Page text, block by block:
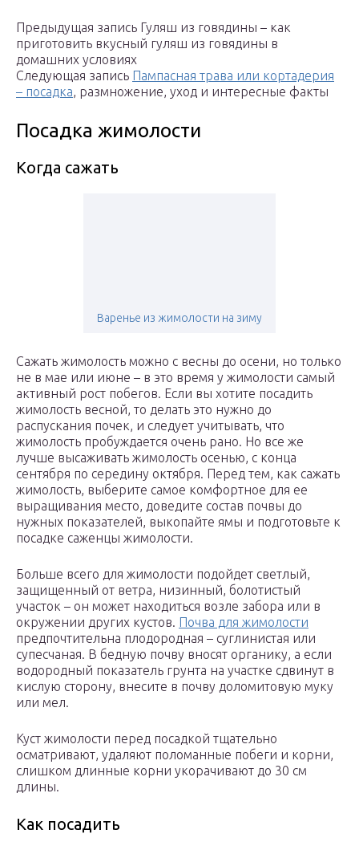
Предыдущая запись Гуляш из говядины – как
приготовить вкусный гуляш из говядины в
домашних условиях
Следующая запись Пампасная трава или кортадерия
– посадка, размножение, уход и интересные факты
Посадка жимолости
Когда сажать
Варенье из жимолости на зиму
Сажать жимолость можно с весны до осени, но только
не в мае или июне – в это время у жимолости самый
активный рост побегов. Если вы хотите посадить
жимолость весной, то делать это нужно до
распускания почек, и следует учитывать, что
жимолость пробуждается очень рано. Но все же
лучше высаживать жимолость осенью, с конца
сентября по середину октября. Перед тем, как сажать
жимолость, выберите самое комфортное для ее
выращивания место, доведите состав почвы до
нужных показателей, выкопайте ямы и подготовьте к
посадке саженцы жимолости.
Больше всего для жимолости подойдет светлый,
защищенный от ветра, низинный, болотистый
участок – он может находиться возле забора или в
окружении других кустов. Почва для жимолости
предпочтительна плодородная – суглинистая или
супесчаная. В бедную почву вносят органику, а если
водородный показатель грунта на участке сдвинут в
кислую сторону, внесите в почву доломитовую муку
или мел.
Куст жимолости перед посадкой тщательно
осматривают, удаляют поломанные побеги и корни,
слишком длинные корни укорачивают до 30 см
длины.
Как посадить